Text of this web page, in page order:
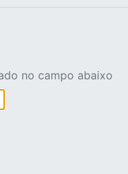
no campo abaixo